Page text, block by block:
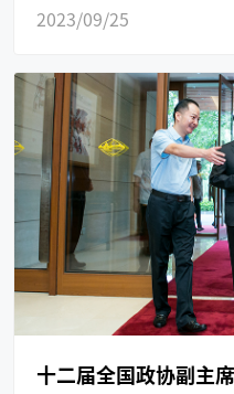
2023/09/25
十二届全国政协副主